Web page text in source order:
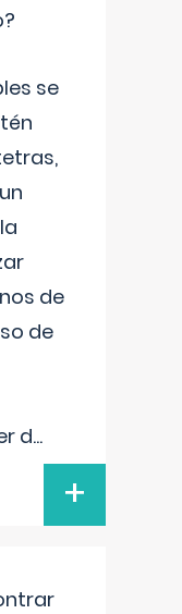
se
de
de
d...
+